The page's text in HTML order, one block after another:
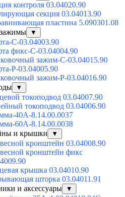
контроля 03.04020.90
секция 03.04013.90
пластина 5.090301.08
▼
С-03.04003.90
фикс-С-03.04004.90
зажим-С-03.04015.90
Р-03.04005.90
зажим-Р-03.04016.90
▼
токоподвод 03.04007.90
токоподвод 03.04006.90
40А-8.14.00.0037
60А-8.14.00.0038
и крышки
▼
кронштейн 03.04008.90
кронштейн фикс
крышка 03.04010.90
шторка 03.04011.91
и аксессуары
▼